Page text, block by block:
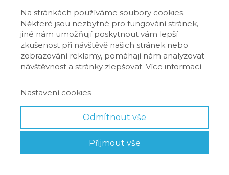
B-1047 Bruxelles/Brussel
Štrasburk
Parlement européen
Bât. LOUISE WEISS
1, avenue du Président Robert Schuman
CS 91024
F-67070 Strasbourg Cedex
Praha
Na stránkách používáme soubory cookies.
Některé jsou nezbytné pro fungování stránek,
jiné nám umožňují poskytnout vám lepší
zkušenost při návštěvě našich stránek nebo
zobrazování reklamy, pomáhají nám analyzovat
návštěvnost a stránky zlepšovat. Více informací
Nastavení cookies
Odmítnout vše
Přijmout vše